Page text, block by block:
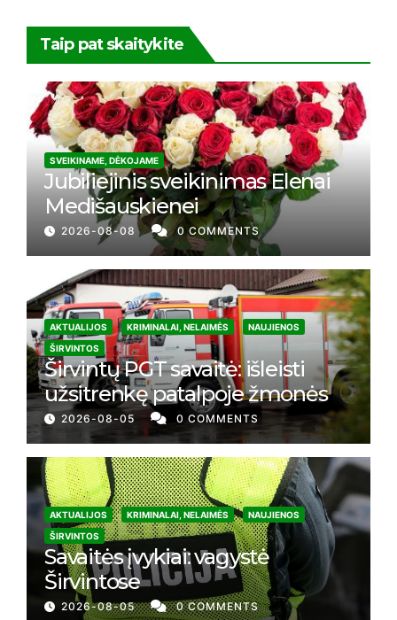
Taip pat skaitykite
SVEIKINAME, DĖKOJAME
Jubiliejinis sveikinimas Elenai
Medišauskienei
2026-08-08 0 COMMENTS
AKTUALIJOS KRIMINALAI, NELAIMĖS
NAUJIENOS
ŠIRVINTOS
Širvintų PGT savaitė: išleisti
užsitrenkę patalpoje žmonės
2026-08-05 0 COMMENTS
AKTUALIJOS KRIMINALAI, NELAIMĖS
NAUJIENOS
ŠIRVINTOS
Savaitės įvykiai: vagystė
Širvintose
2026-08-05 0 COMMENTS